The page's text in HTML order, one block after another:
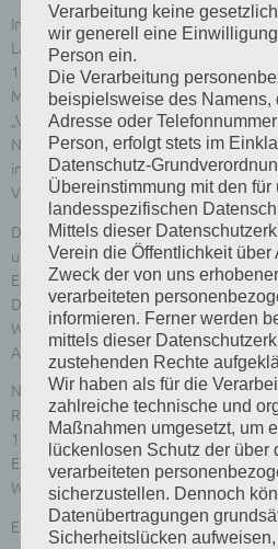
In seinen weiteren Ausführungen
Lage in der VZE und nahm unter
14.09.2024 stattgefundene
Mensing wies darauf hin, dass in der
„Vogelwelt“ korrigierende bzw.
Neustrukturierung der VZE enthalten
informierte er über die
Vogelfreunde“.
Die Ausführungen von Dr. Mensing
und deren anwesenden Ehefrauen
Eindruck hinterlassen.
Die IG Agaporniden und
Wege nochmals für seine Bereitschaft
Arbeit recht herzlich bedanken.
Nach dem Mittagessen führte unsere
Rotkäppchen Erlebniswelt nach
1400 m² große Ausstellungsfläche
Etage). Hierbei haben wir alles über
Wissenswertes rund um die
Ein sehr geschmackvolles und
Verarbeitung keine
wir generell eine
Person ein.
Die Verarbeitung
beispielsweise des Namens,
Adresse oder
Person, erfolgt stets im
Datenschutz-
Übereinstimmung mit den für
landesspezifischen
Mittels dieser
Verein die Öffentlichkeit über
Zweck der von uns
verarbeiteten
informieren. Ferner werden
mittels dieser
zustehenden Rechte
Wir haben als für die
zahlreiche technische und
Maßnahmen umgesetzt, um
lückenlosen Schutz der über
verarbeiteten
sicherzustellen. Dennoch
Datenübertragungen
Sicherheitslücken